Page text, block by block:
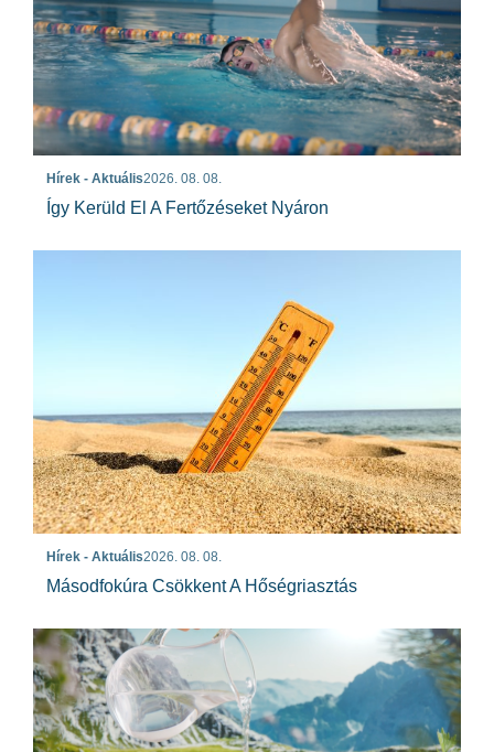
Hírek - Aktuális2026. 08. 08.
Így Kerüld El A Fertőzéseket Nyáron
Hírek - Aktuális2026. 08. 08.
Másodfokúra Csökkent A Hőségriasztás